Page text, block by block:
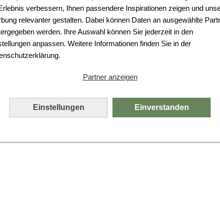
verbessern, Ihnen passendere Inspirationen zeigen und
relevanter gestalten. Dabei können Daten an ausgewählte
werden. Ihre Auswahl können Sie jederzeit in den
anpassen. Weitere Informationen finden Sie in der
Partner anzeigen
Einstellungen Einverstanden
Da ist etwas schiefgelaufen.
Leider ist ein technischer Fehler aufgetreten.
Bitte laden Sie die Seite neu.